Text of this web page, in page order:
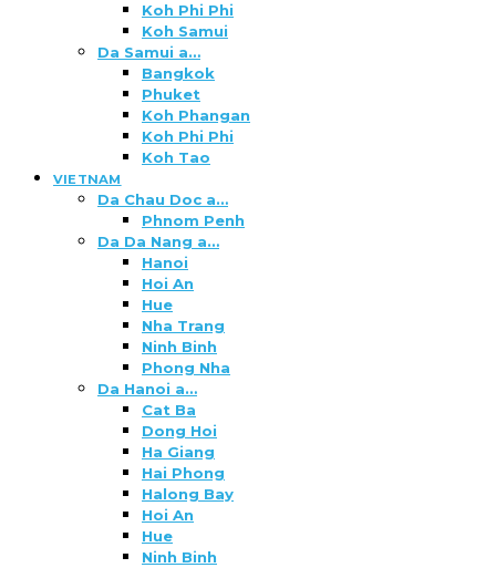
Koh Phi Phi
Koh Samui
Da Samui a…
Bangkok
Phuket
Koh Phangan
Koh Phi Phi
Koh Tao
VIETNAM
Da Chau Doc a…
Phnom Penh
Da Da Nang a…
Hanoi
Hoi An
Hue
Nha Trang
Ninh Binh
Phong Nha
Da Hanoi a…
Cat Ba
Dong Hoi
Ha Giang
Hai Phong
Halong Bay
Hoi An
Hue
Ninh Binh